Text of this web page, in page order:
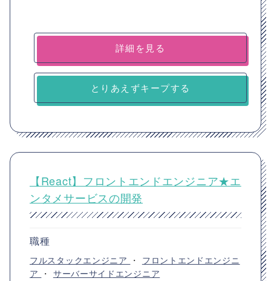
詳細を見る
とりあえずキープする
【React】フロントエンドエンジニア★エ
ンタメサービスの開発
職種
フルスタックエンジニア ・ フロントエンドエンジニ
ア ・ サーバーサイドエンジニア